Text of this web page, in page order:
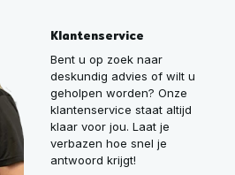
Klantenservice
Bent u op zoek naar
deskundig advies of wilt u
geholpen worden? Onze
klantenservice staat altijd
klaar voor jou. Laat je
verbazen hoe snel je
antwoord krijgt!